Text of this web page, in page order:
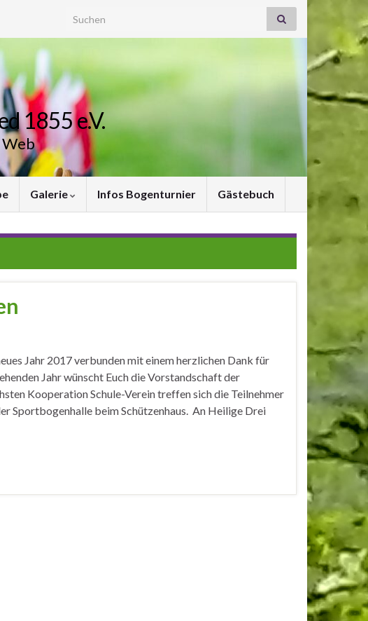
Search for:
1855 e.V.
Galerie Infos Bogenturnier Gästebuch
Jahr 2017 verbunden mit einem herzlichen Dank für
Jahr wünscht Euch die Vorstandschaft der
Kooperation Schule-Verein treffen sich die Teilnehmer
Sportbogenhalle beim Schützenhaus. An Heilige Drei